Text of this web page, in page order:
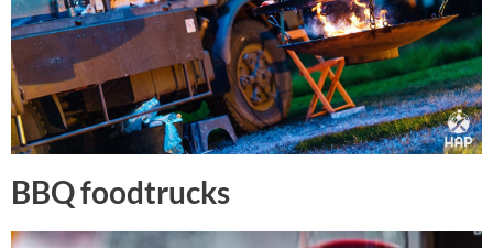
BBQ foodtrucks